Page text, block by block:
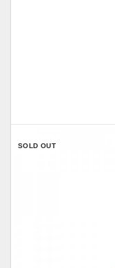
SOLD OUT